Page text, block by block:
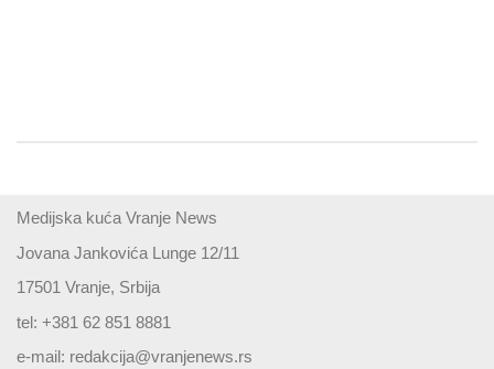
Medijska kuća Vranje News
Jovana Jankovića Lunge 12/11
17501 Vranje, Srbija
tel: +381 62 851 8881
e-mail: redakcija@vranjenews.rs